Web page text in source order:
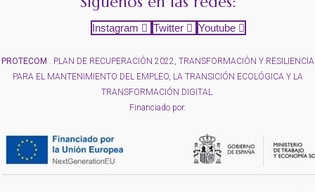
Instagram Twitter Youtube
PROTECOM . PLAN DE RECUPERACIÓN 2022, TRANSFORMACIÓN Y RESILIENCIA
PARA EL MANTENIMIENTO DEL EMPLEO, LA TRANSICIÓN ECOLÓGICA Y LA
TRANSFORMACIÓN DIGITAL.
Financiado por: